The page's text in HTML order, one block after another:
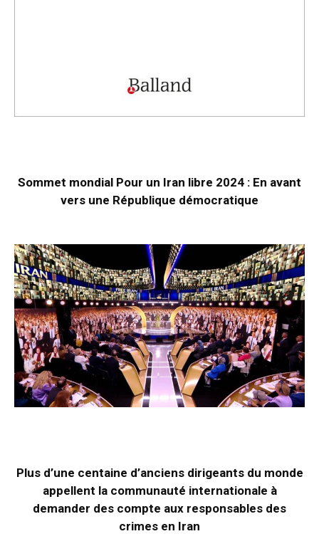
Sommet mondial Pour un Iran libre 2024 : En avant
vers une République démocratique
Plus d’une centaine d’anciens dirigeants du monde
appellent la communauté internationale à
demander des compte aux responsables des
crimes en Iran